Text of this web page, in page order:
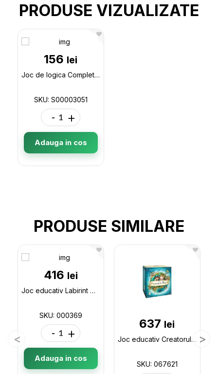
PRODUSE VIZUALIZATE
156 lei
Joc de logica Completeaza povestile (ro) S00003051
SKU: S00003051
- +
Adauga in cos
PRODUSE SIMILARE
416 lei
Joc educativ Labirint Magnetic Trafic,69111 000369
SKU: 000369
- +
Adauga in cos
637 lei
Joc educativ Creatorul de povesti 067621
SKU: 067621